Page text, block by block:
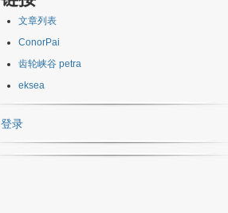
文章列表
ConorPai
齿轮峡谷 petra
eksea
登录